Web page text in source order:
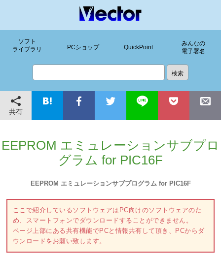
ソフト
ライブラリ
PCショップ QuickPoint
みんなの
電子署名
共有
EEPROM エミュレーションサブプロ
グラム for PIC16F
EEPROM エミュレーションサブプログラム for PIC16F
ここで紹介しているソフトウェアはPC向けのソフトウェアのた
め、スマートフォンでダウンロードすることができません。
ページ上部にある共有機能でPCと情報共有して頂き、PCからダ
ウンロードをお願い致します。